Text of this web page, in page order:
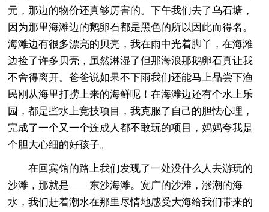
元，那边的物价还真够厉害的。下午我们去了乌石塘，
因为那里海滩边的鹅卵石都是黑色的所以因此而得名。
海滩边有很多漂亮的贝壳，我在雨中光着脚丫，在海滩
边捡了许多贝壳，虽然淋湿了但那海浪那鹅卵石真让我
不舍得离开。爸爸说如果不下雨我们还能马上品尝下渔
民刚从海里打捞上来的海鲜呢！在海滩边还有个水上乐
园，都是些水上竞技项目，我克服了自己的胆怯心理，
完成了一个又一个连成人都不敢玩的项目，妈妈夸我是
个胆大心细的好孩子。
在回宾馆的路上我们发现了一处没什么人去游玩的
沙滩，那就是——东沙海滩。宽广的沙滩，涨潮的海
水，我们赶着潮水在那里尽情地感受大海给我们带来的